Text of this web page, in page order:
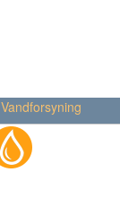
Vandforsyning